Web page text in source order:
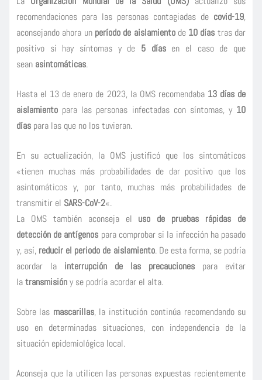
recomendaciones para las personas contagiadas de covid-19,
aconsejando ahora un período de aislamiento de 10 días tras dar
positivo si hay síntomas y de 5 díasen el caso de que
sean asintomáticas.
Hasta el 13 de enero de 2023, la OMS recomendaba 13 días de
aislamiento para las personas infectadas con síntomas, y 10
días para las que no los tuvieran.
En su actualización, la OMS justificó que los sintomáticos
«tienen muchas más probabilidades de dar positivo que los
asintomáticos y, por tanto, muchas más probabilidades de
transmitir el SARS-CoV-2«.
La OMS también aconseja el uso de pruebas rápidas de
detección de antígenos para comprobar si la infección ha pasado
y, así, reducir el periodo de aislamiento. De esta forma, se podría
acordar la interrupción de las precauciones para evitar
latransmisióny se podría acordar el alta.
Sobre las mascarillas, la institución continúa recomendando su
uso en determinadas situaciones, con independencia de la
situación epidemiológica local.
Aconseja que la utilicen las personas expuestas recientemente